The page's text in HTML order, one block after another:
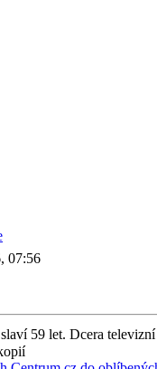
07:56
59 let. Dcera